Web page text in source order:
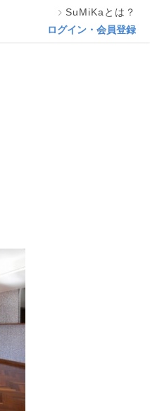
SuMiKaとは？
ログイン・会員登録